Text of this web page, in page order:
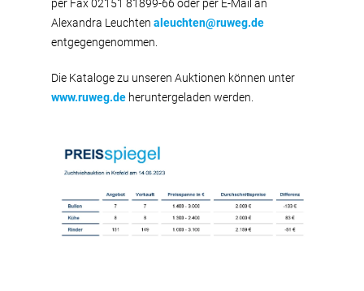
per Fax 02151 81899-66 oder per E-Mail an
Alexandra Leuchten aleuchten@ruweg.de
entgegengenommen.
Die Kataloge zu unseren Auktionen können unter
www.ruweg.de heruntergeladen werden.